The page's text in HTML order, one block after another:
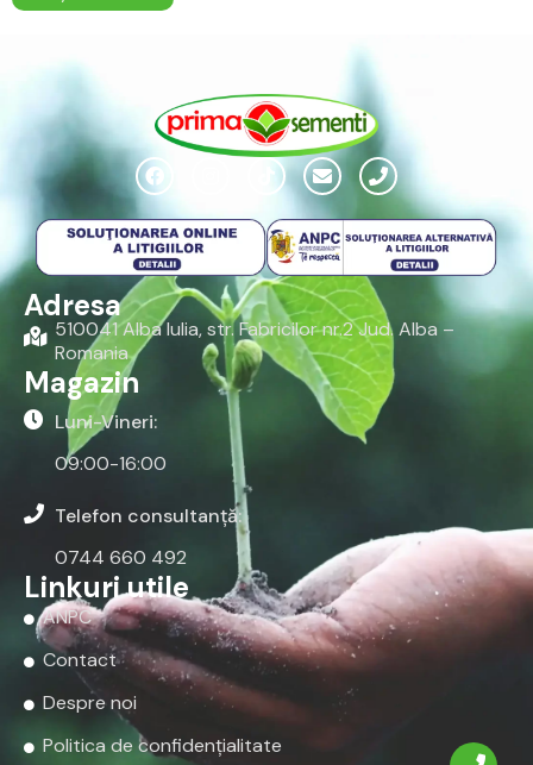
Adresa
510041 Alba Iulia, str. Fabricilor nr.2 Jud. Alba –
Romania
Magazin
Luni-Vineri:
09:00-16:00
Telefon consultanță:
0744 660 492
Linkuri utile
ANPC
Contact
Despre noi
Politica de confidențialitate